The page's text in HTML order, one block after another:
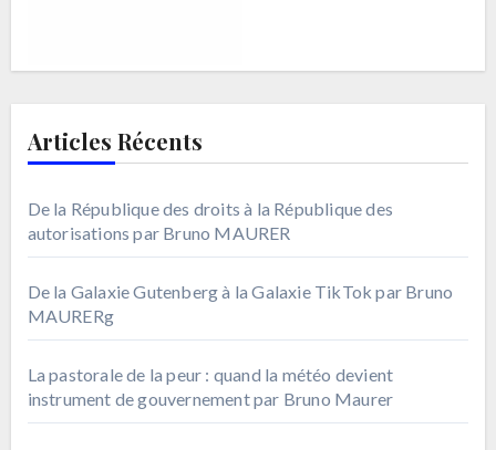
Articles Récents
De la République des droits à la République des
autorisations par Bruno MAURER
De la Galaxie Gutenberg à la Galaxie TikTok par Bruno
MAURERg
La pastorale de la peur : quand la météo devient
instrument de gouvernement par Bruno Maurer